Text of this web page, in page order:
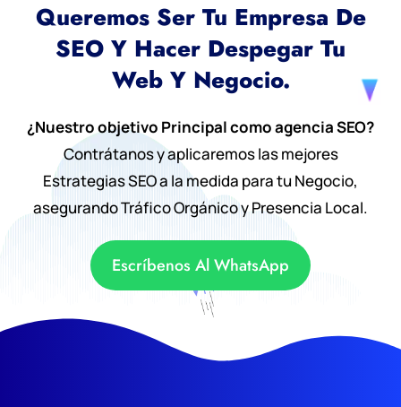
Queremos Ser Tu Empresa De
SEO Y Hacer Despegar Tu
Web Y Negocio.
¿Nuestro objetivo Principal como agencia SEO?
Contrátanos y aplicaremos las mejores
Estrategias SEO a la medida para tu Negocio,
asegurando Tráfico Orgánico y Presencia Local.
Escríbenos Al WhatsApp